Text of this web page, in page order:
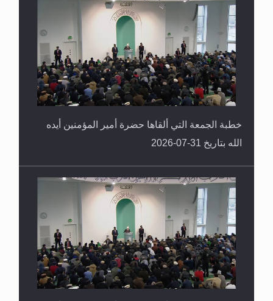
خطبة الجمعة التي ألقاها حضرة أمير المؤمنين أيده
الله بتاريخ 31-07-2026